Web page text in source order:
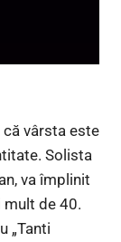
că vârsta este
Solista
va împlinit
mult de 40.
„Tanti